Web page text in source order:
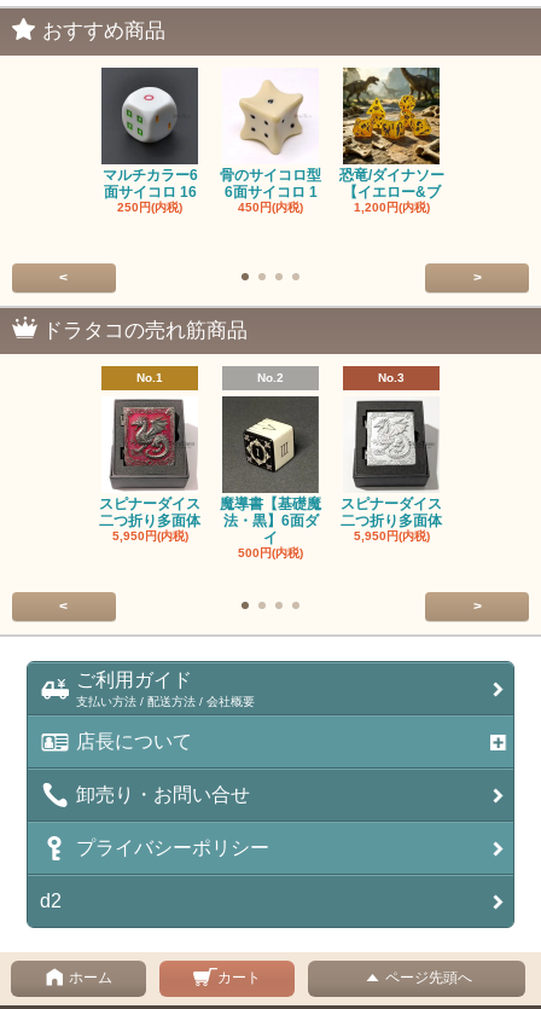
おすすめ商品
マルチカラー6
面サイコロ 16
250円(内税)
骨のサイコロ型
6面サイコロ 1
450円(内税)
恐竜/ダイナソー
【イエロー&ブ
1,200円(内税)
< >
ドラタコの売れ筋商品
No.1
スピナーダイス
二つ折り多面体
5,950円(内税)
No.2
魔導書【基礎魔
法・黒】6面ダ
イ
500円(内税)
No.3
スピナーダイス
二つ折り多面体
5,950円(内税)
< >
ご利用ガイド
支払い方法 / 配送方法 / 会社概要
店長について
卸売り・お問い合せ
プライバシーポリシー
d2
ホーム カート ページ先頭へ